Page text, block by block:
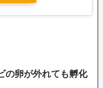
の卵が外れても孵化